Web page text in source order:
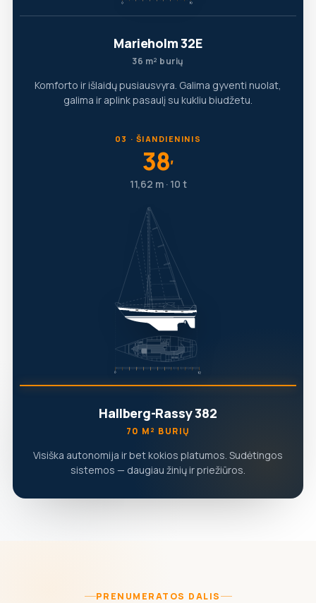
Marieholm 32E
36 m² burių
Komforto ir išlaidų pusiausvyra. Galima gyventi nuolat,
galima ir aplink pasaulį su kukliu biudžetu.
03 · ŠIANDIENINIS
38′
11,62 m · 10 t
Hallberg-Rassy 382
70 M² BURIŲ
Visiška autonomija ir bet kokios platumos. Sudėtingos
sistemos — daugiau žinių ir priežiūros.
PRENUMERATOS DALIS